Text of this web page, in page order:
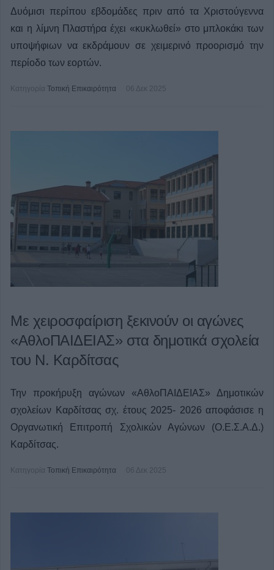
Δυόμισι περίπου εβδομάδες πριν από τα Χριστούγεννα
και η λίμνη Πλαστήρα έχει «κυκλωθεί» στο μπλοκάκι των
υποψήφιων να εκδράμουν σε χειμερινό προορισμό την
περίοδο των εορτών.
Κατηγορία Τοπική Επικαιρότητα 06 Δεκ 2025
Με χειροσφαίριση ξεκινούν οι αγώνες
«ΑθλοΠΑΙΔΕΙΑΣ» στα δημοτικά σχολεία
του Ν. Καρδίτσας
Την προκήρυξη αγώνων «ΑθλοΠΑΙΔΕΙΑΣ» Δημοτικών
σχολείων Καρδίτσας σχ. έτους 2025- 2026 αποφάσισε η
Οργανωτική Επιτροπή Σχολικών Αγώνων (Ο.Ε.Σ.Α.Δ.)
Καρδίτσας.
Κατηγορία Τοπική Επικαιρότητα 06 Δεκ 2025